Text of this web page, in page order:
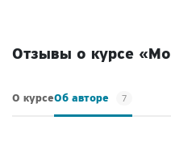
Отзывы о курсе
О курсеОб авторе 7